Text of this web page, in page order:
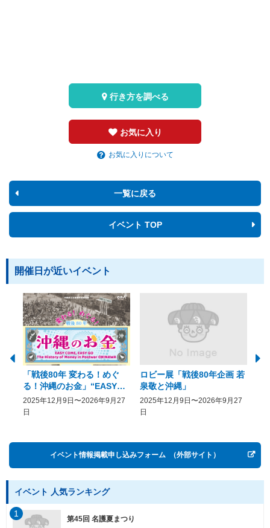
お気に入り
お気に入りについて
行き方を調べる
一覧に戻る
イベント TOP
開催日が近いイベント
「戦後80年 変わる！めぐ
る！沖縄のお金」“EASY
COME, EASY GO － The
History of Money in
2025年12月9日〜2026年9月27
日
ロビー展「戦後80年企画 若
泉敬と沖縄」
2025年12月9日〜2026年9月27
日
イベント情報掲載申し込みフォーム （外部サイト）
イベント 人気ランキング
第45回 名護夏まつり
1